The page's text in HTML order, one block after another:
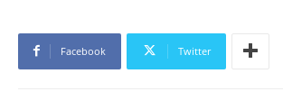
Facebook Twitter